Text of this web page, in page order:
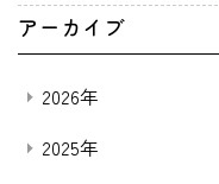
アーカイブ
2026年
2025年